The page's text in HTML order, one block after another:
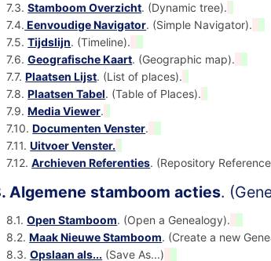
7.3.Stamboom Overzicht. (Dynamic tree).
7.4. Eenvoudige Navigator. (Simple Navigator).
7.5.Tijdslijn. (Timeline).
7.6.Geografische Kaart. (Geographic map).
7.7.Plaatsen Lijst. (List of places).
7.8.Plaatsen Tabel. (Table of Places).
7.9.Media Viewer.
7.10.Documenten Venster.
7.11.Uitvoer Venster.
7.12.Archieven Referenties. (Repository
Algemene stamboom acties.
8.1.Open Stamboom. (Open a Genealogy).
8.2.Maak Nieuwe Stamboom. (Create a new
8.3.Opslaan als... (Save As...)